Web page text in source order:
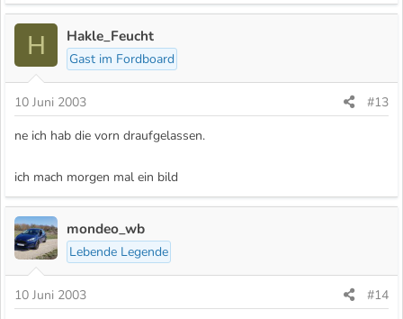
H Hakle_Feucht
Gast im Fordboard
10 Juni 2003
#13
ne ich hab die vorn draufgelassen.
ich mach morgen mal ein bild
mondeo_wb
Lebende Legende
10 Juni 2003
#14